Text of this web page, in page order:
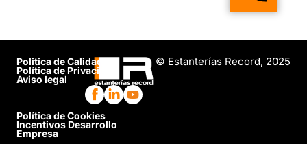
Politica de Calidad
Política de Privacidad
Aviso legal
Política de Cookies
Incentivos Desarrollo
Empresa
© Estanterías Record, 2025